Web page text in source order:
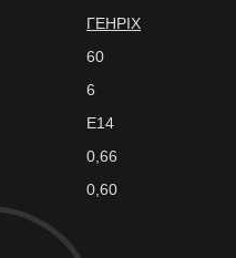
ГЕНРІХ
60
6
E14
0,66
0,60